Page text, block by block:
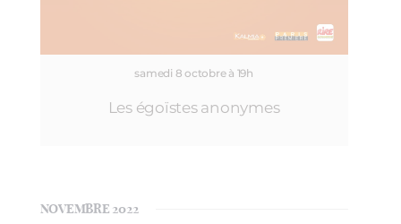
samedi 8 octobre à 19h
Les égoïstes anonymes
NOVEMBRE 2022